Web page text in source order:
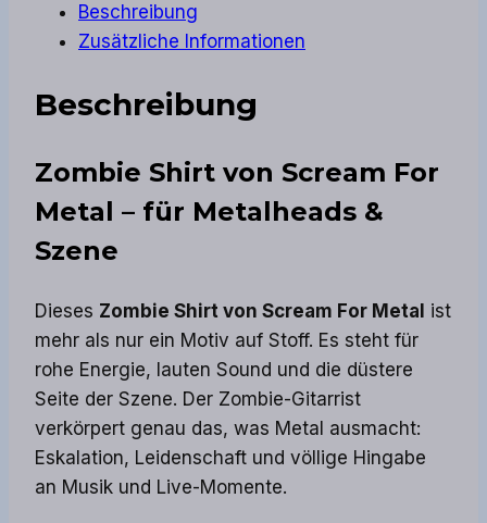
Beschreibung
Zusätzliche Informationen
Beschreibung
Zombie Shirt von Scream For
Metal – für Metalheads &
Szene
Dieses Zombie Shirt von Scream For Metal ist
mehr als nur ein Motiv auf Stoff. Es steht für
rohe Energie, lauten Sound und die düstere
Seite der Szene. Der Zombie-Gitarrist
verkörpert genau das, was Metal ausmacht:
Eskalation, Leidenschaft und völlige Hingabe
an Musik und Live-Momente.